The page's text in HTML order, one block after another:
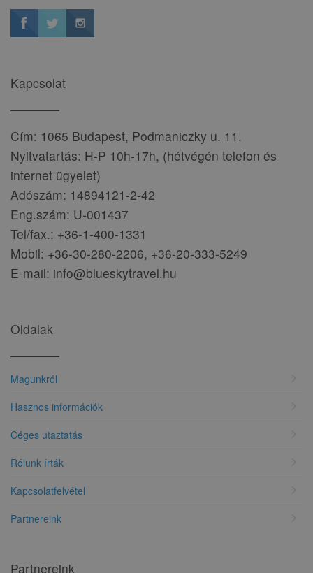
Kapcsolat
Cím: 1065 Budapest, Podmaniczky u. 11.
Nyitvatartás: H-P 10h-17h, (hétvégén telefon és
internet ügyelet)
Adószám: 14894121-2-42
Eng.szám: U-001437
Tel/fax.: +36-1-400-1331
Mobil: +36-30-280-2206, +36-20-333-5249
E-mail: info@blueskytravel.hu
Oldalak
Magunkról
Hasznos információk
Céges utaztatás
Rólunk írták
Kapcsolatfelvétel
Partnereink
Partnereink